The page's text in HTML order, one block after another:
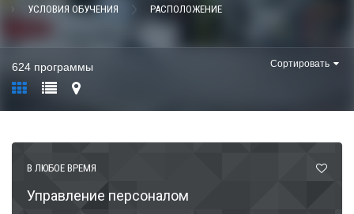
УСЛОВИЯ ОБУЧЕНИЯ РАСПОЛОЖЕНИЕ
624 программы Сортировать
В ЛЮБОЕ ВРЕМЯ
Управление персоналом